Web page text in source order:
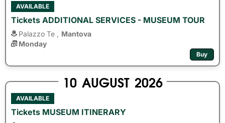
AVAILABLE
Tickets ADDITIONAL SERVICES - MUSEUM TOUR
Palazzo Te ,
Mantova
Monday
Buy
10 AUGUST 2026
AVAILABLE
Tickets MUSEUM ITINERARY